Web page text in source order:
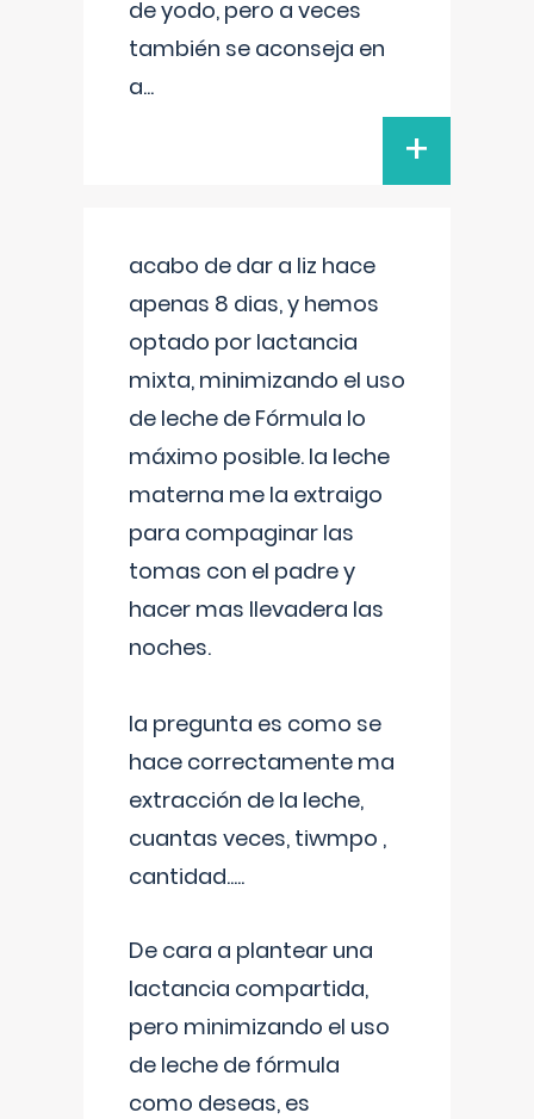
de yodo, pero a veces
también se aconseja en
a...
+
acabo de dar a liz hace
apenas 8 dias, y hemos
optado por lactancia
mixta, minimizando el uso
de leche de Fórmula lo
máximo posible. la leche
materna me la extraigo
para compaginar las
tomas con el padre y
hacer mas llevadera las
noches.
la pregunta es como se
hace correctamente ma
extracción de la leche,
cuantas veces, tiwmpo ,
cantidad.....
De cara a plantear una
lactancia compartida,
pero minimizando el uso
de leche de fórmula
como deseas, es